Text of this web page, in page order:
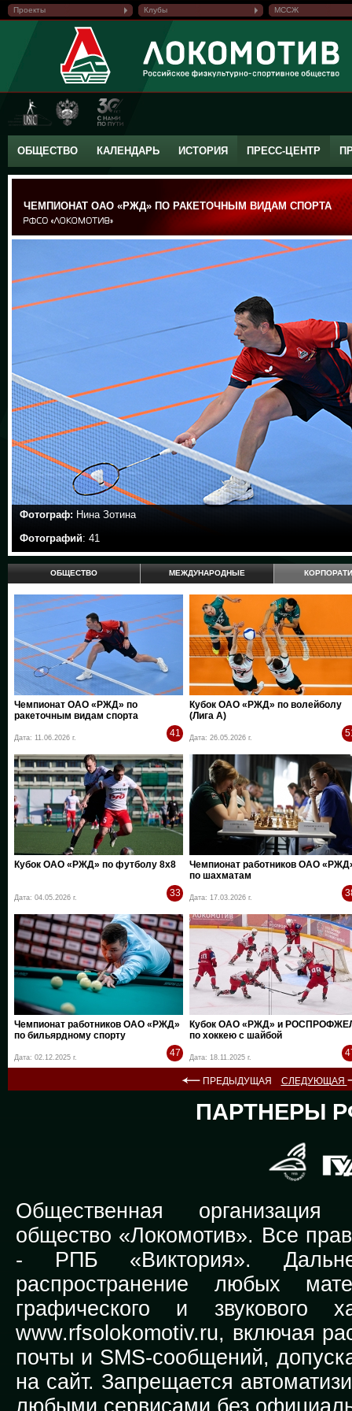
Проекты Клубы МССЖ
ОБЩЕСТВО КАЛЕНДАРЬ ИСТОРИЯ ПРЕСС-ЦЕНТР
ЧЕМПИОНАТ ОАО «РЖД» ПО РАКЕТОЧНЫМ ВИДАМ СПОРТА
Фотограф: Нина Зотина
Фотографий: 41
ОБЩЕСТВО МЕЖДУНАРОДНЫЕ
Чемпионат ОАО «РЖД» по
ракеточным видам спорта
Дата: 11.06.2026 г. 41
Кубок ОАО «РЖД» по волейболу
(Лига А)
Дата: 26.05.2026 г.
Кубок ОАО «РЖД» по футболу 8х8
Дата: 04.05.2026 г. 33
Чемпионат работников ОАО
по шахматам
Дата: 17.03.2026 г.
Чемпионат работников ОАО «РЖД»
по бильярдному спорту
Дата: 02.12.2025 г. 47
Кубок ОАО «РЖД» и
по хоккею с шайбой
Дата: 18.11.2025 г.
ПРЕДЫДУЩАЯ СЛЕДУЮЩАЯ
ПАРТНЕРЫ
Общественная организация
общество «Локомотив». Все
- РПБ «Виктория».
распространение любых
графического и звукового
www.rfsolokomotiv.ru, включая
почты и SMS-сообщений,
на сайт. Запрещается
любыми сервисами без